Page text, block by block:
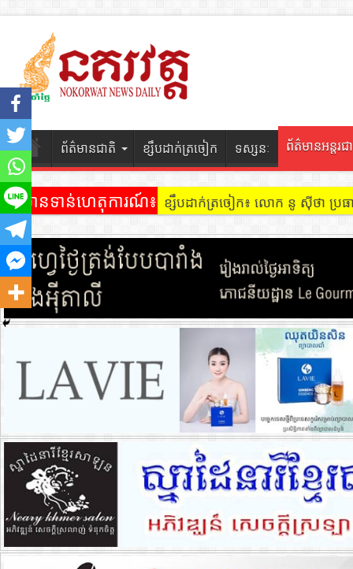
ព័ត៌មានជាតិ ខ្សឹបដាក់ត្រចៀក ទស្សនៈ ព័ត៌មានអន្តរជ
ព័ត៌មានទាន់ហេតុការណ៍៖ ខ្សឹបដាក់ត្រចៀក៖ លោក នូ សុីថា ប្រធា